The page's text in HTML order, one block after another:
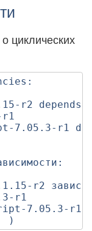
циклических
r2 depends
7.05.3-r1
r2
r1
7.05.3-r1